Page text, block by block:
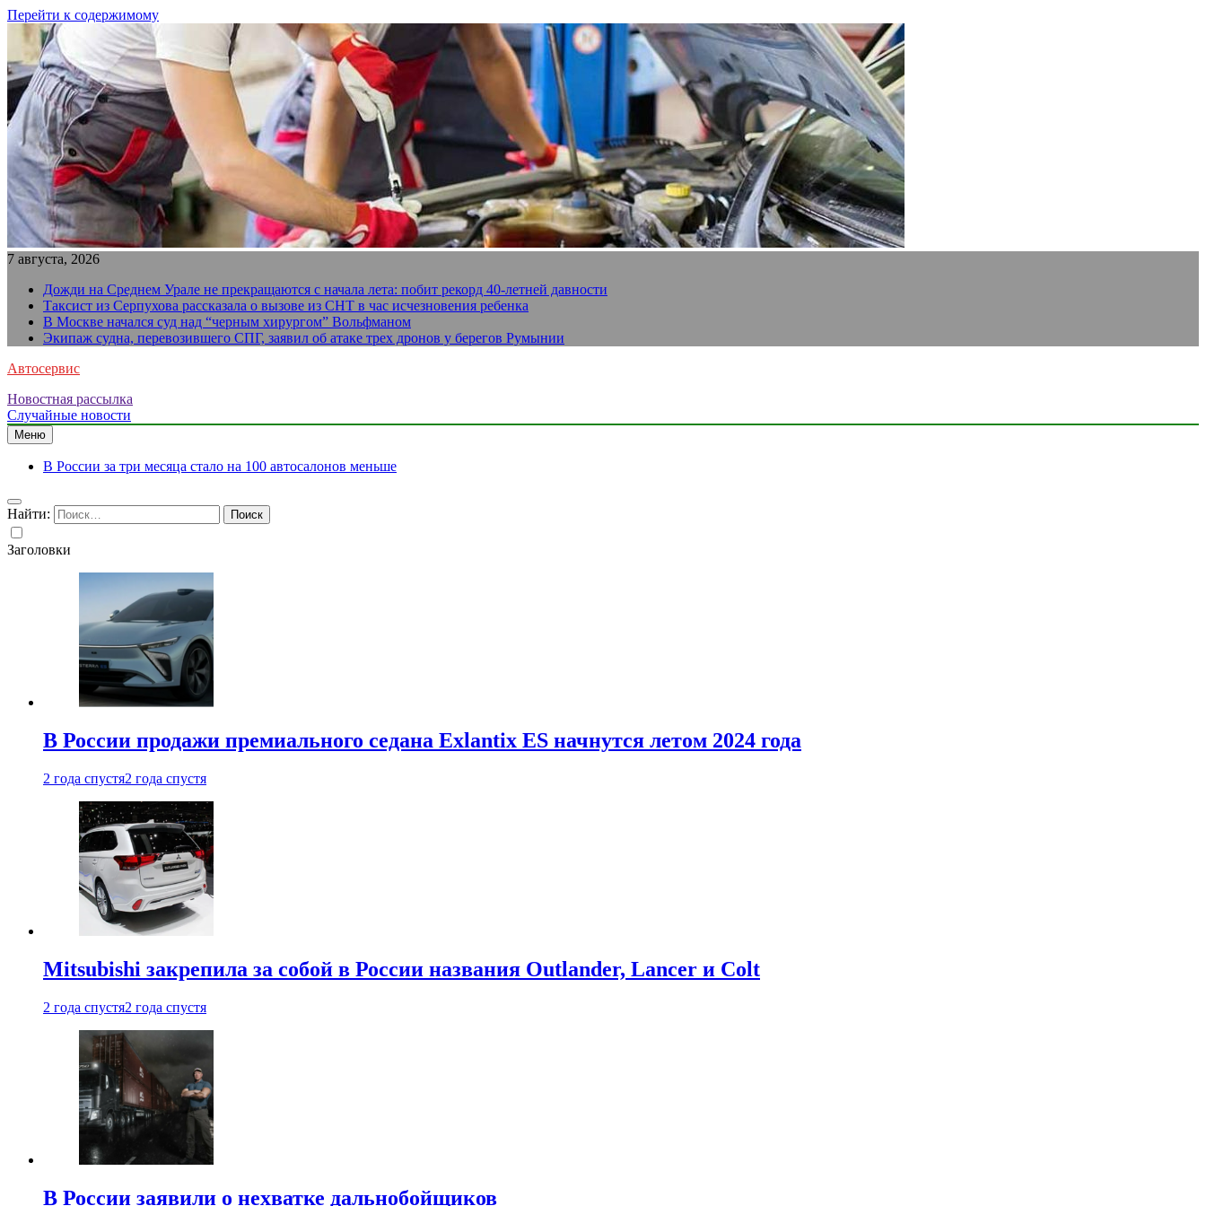
Перейти к содержимому
7 августа, 2026
Дожди на Среднем Урале не прекращаются с начала лета: побит рекорд 40-летней давности
Таксист из Серпухова рассказала о вызове из СНТ в час исчезновения ребенка
В Москве начался суд над “черным хирургом” Вольфманом
Экипаж судна, перевозившего СПГ, заявил об атаке трех дронов у берегов Румынии
Автосервис
Новостная рассылка
Случайные новости
Меню
В России за три месяца стало на 100 автосалонов меньше
Найти:
Заголовки
В России продажи премиального седана Exlantix ES начнутся летом 2024 года
2 года спустя2 года спустя
Mitsubishi закрепила за собой в России названия Outlander, Lancer и Colt
2 года спустя2 года спустя
В России заявили о нехватке дальнобойщиков